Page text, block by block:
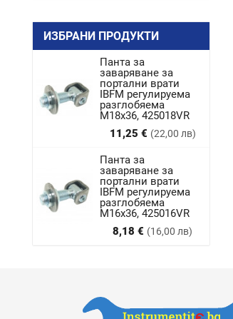
ИЗБРАНИ ПРОДУКТИ
Панта за
заваряване за
портални врати
IBFM регулируема
разглобяема
M18x36, 425018VR
11,25 € (22,00 лв)
Цена
Панта за
заваряване за
портални врати
IBFM регулируема
разглобяема
М16х36, 425016VR
8,18 € (16,00 лв)
Цена